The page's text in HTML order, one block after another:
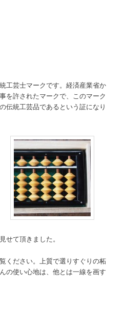
工芸士マークです。経済産業省か
を許されたマークで、このマーク
伝統工芸品であるという証になり
せて頂きました。
ください。上質で選りすぐりの柘
の使い心地は、他とは一線を画す